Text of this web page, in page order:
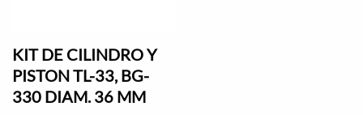
KIT DE CILINDRO Y
PISTON TL-33, BG-
330 DIAM. 36 MM